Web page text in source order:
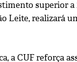
superior a
Leite, realizará
a CUF reforça